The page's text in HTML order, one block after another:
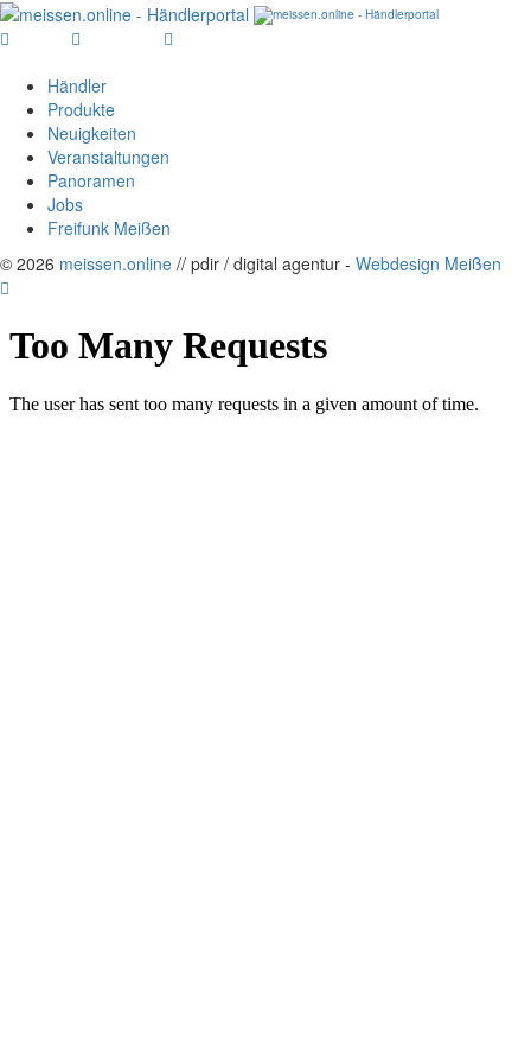
Händler
Produkte
Neuigkeiten
Veranstaltungen
Panoramen
Jobs
Freifunk Meißen
© 2026 meissen.online // pdir / digital agentur - Webdesign Meißen